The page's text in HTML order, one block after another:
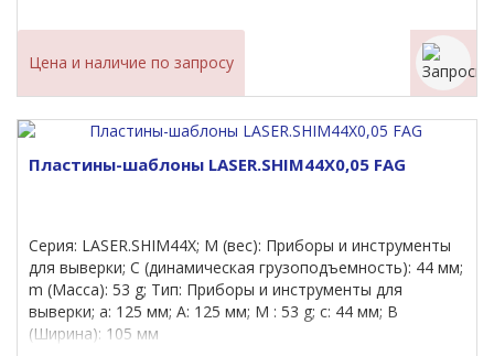
Цена и наличие по запросу
Пластины-шаблоны LASER.SHIM44X0,05 FAG
Серия: LASER.SHIM44X; M (вес): Приборы и инструменты
для выверки; C (динамическая грузоподъемность): 44 мм;
m (Масса): 53 g; Тип: Приборы и инструменты для
выверки; a: 125 мм; A: 125 мм; M : 53 g; c: 44 мм; B
(Ширина): 105 мм